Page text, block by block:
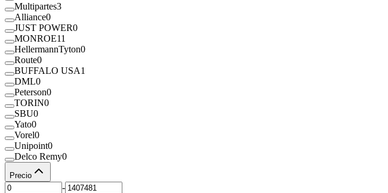
Multipartes3
Alliance0
JUST POWER0
MONROE11
HellermannTyton0
Route0
BUFFALO USA1
DML0
Peterson0
TORIN0
SBU0
Yato0
Vorel0
Unipoint0
Delco Remy0
Precio
-